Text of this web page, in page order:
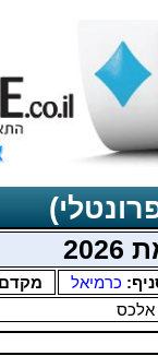
כרמיאל
אלכס